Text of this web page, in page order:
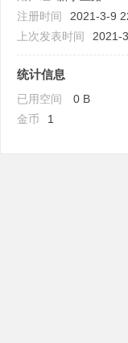
注册时间
2021-3-9
上次发表时间
2021-
统计信息
已用空间 0 B
金币
1